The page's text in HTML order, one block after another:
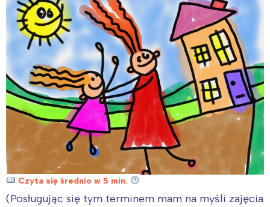
Czyta się średnio w 5 min.
(Posługując się tym terminem mam na myśli zajęcia